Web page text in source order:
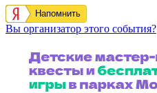
Напомнить
Вы организатор этого события?